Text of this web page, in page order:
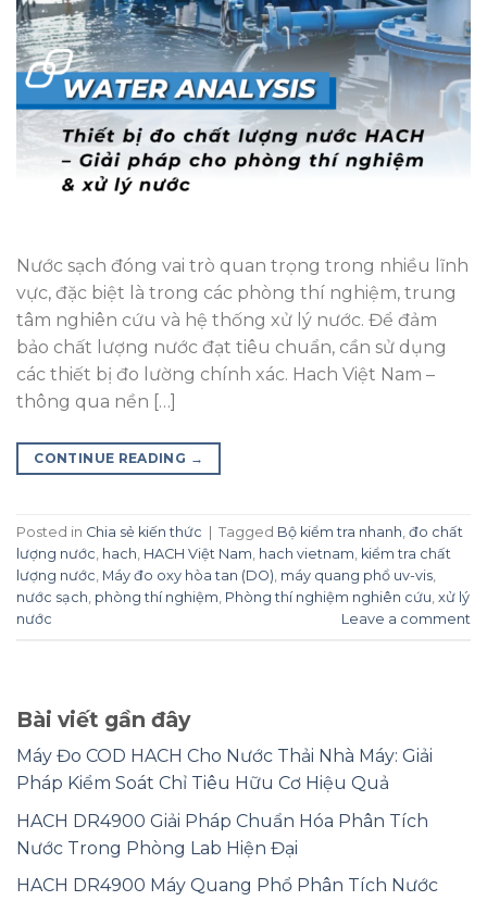
Nước sạch đóng vai trò quan trọng trong nhiều lĩnh
vực, đặc biệt là trong các phòng thí nghiệm, trung
tâm nghiên cứu và hệ thống xử lý nước. Để đảm
bảo chất lượng nước đạt tiêu chuẩn, cần sử dụng
các thiết bị đo lường chính xác. Hach Việt Nam –
thông qua nền […]
CONTINUE READING →
Posted in Chia sẻ kiến thức Tagged Bộ kiểm tra nhanh đo chất
lượng nước hach HACH Việt Nam hach vietnam kiểm tra chất
lượng nước Máy đo oxy hòa tan (DO) máy quang phổ uv-vis
nước sạch phòng thí nghiệm Phòng thí nghiệm nghiên cứu xử lý
nước
Leave a comment
Bài viết gần đây
Máy Đo COD HACH Cho Nước Thải Nhà Máy: Giải
Pháp Kiểm Soát Chỉ Tiêu Hữu Cơ Hiệu Quả
HACH DR4900 Giải Pháp Chuẩn Hóa Phân Tích
Nước Trong Phòng Lab Hiện Đại
HACH DR4900 Máy Quang Phổ Phân Tích Nước